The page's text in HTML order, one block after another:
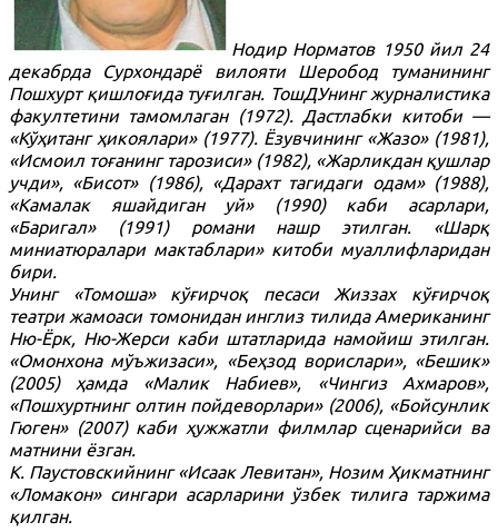
Нодир Норматов 1950 йил 24
декабрда Сурхондарё вилояти Шеробод туманининг
Пошхурт қишлоғида туғилган. ТошДУнинг журналистика
факултетини тамомлаган (1972). Дастлабки китоби —
«Кўҳитанг ҳикоялари» (1977). Ёзувчининг «Жазо» (1981),
«Исмоил тоғанинг тарозиси» (1982), «Жарликдан қушлар
учди», «Бисот» (1986), «Дарахт тагидаги одам» (1988),
«Камалак яшайдиган уй» (1990) каби асарлари,
«Баригал» (1991) романи нашр этилган. «Шарқ
миниатюралари мактаблари» китоби муаллифларидан
бири.
Унинг «Томоша» кўғирчоқ песаси Жиззах кўғирчоқ
театри жамоаси томонидан инглиз тилида Американинг
Ню-Ёрк, Ню-Жерси каби штатларида намойиш этилган.
«Омонхона мўъжизаси», «Беҳзод ворислари», «Бешик»
(2005) ҳамда «Малик Набиев», «Чингиз Ахмаров»,
«Пошхуртнинг олтин пойдеворлари» (2006), «Бойсунлик
Гюген» (2007) каби ҳужжатли филмлар сценарийси ва
матнини ёзган.
К. Паустовскийнинг «Исаак Левитан», Нозим Ҳикматнинг
«Ломакон» сингари асарларини ўзбек тилига таржима
қилган.